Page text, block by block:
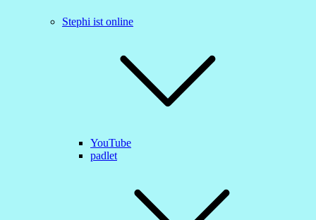
Stephi ist online
YouTube
padlet